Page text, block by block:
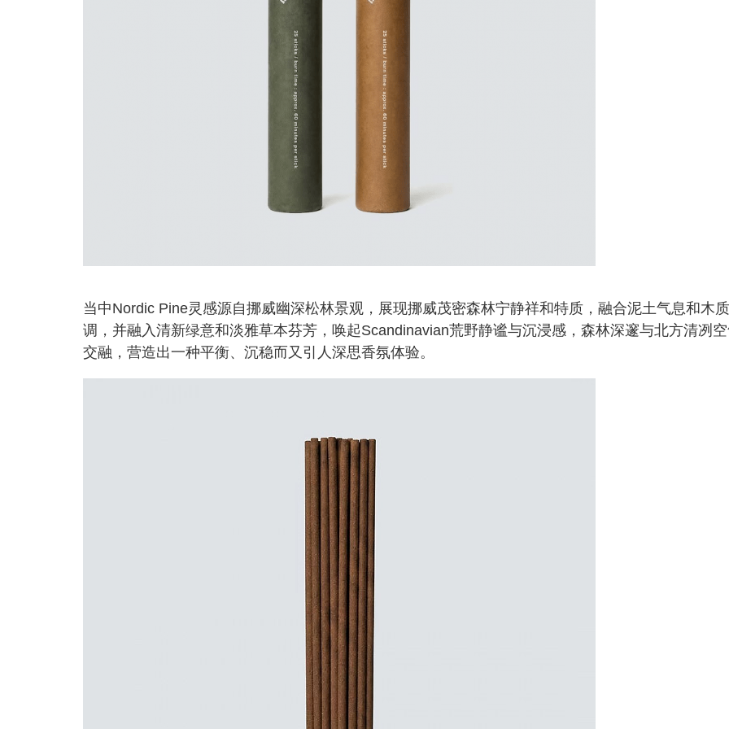
当中Nordic Pine灵感源自挪威幽深松林景观，展现挪威茂密森林宁静祥和特质，融合泥土气息和木
调，并融入清新绿意和淡雅草本芬芳，唤起Scandinavian荒野静谧与沉浸感，森林深邃与北方清冽
交融，营造出一种平衡、沉稳而又引人深思香氛体验。